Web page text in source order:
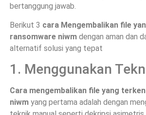
bertanggung jawab.
Berikut 3 cara Mengembalikan file
ransomware niwm dengan aman dan
alternatif solusi yang tepat
1. Menggunakan
Cara mengembalikan file yang
niwm yang pertama adalah dengan